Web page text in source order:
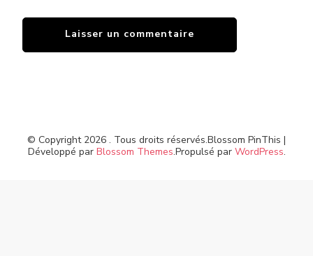
© Copyright 2026 . Tous droits réservés.Blossom PinThis |
Développé par Blossom Themes.Propulsé par WordPress.